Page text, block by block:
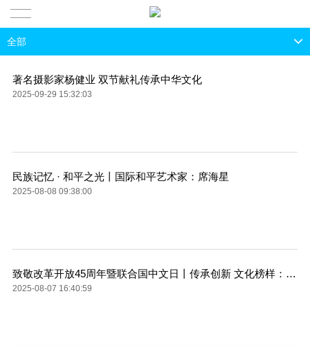
全部
著名摄影家杨健业 双节献礼传承中华文化
2025-09-29 15:32:03
民族记忆 · 和平之光丨国际和平艺术家：席海星
2025-08-08 09:38:00
致敬改革开放45周年暨联合国中文日丨传承创新 文化榜样：李玉生
2025-08-07 16:40:59